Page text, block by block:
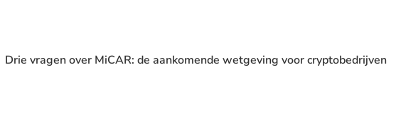
Drie vragen over MiCAR: de aankomende wetgeving voor cryptobedrijven